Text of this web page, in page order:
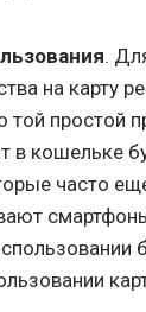
.
на карту
той простой
в кошельке
часто